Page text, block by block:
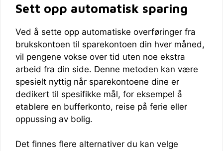
Sett opp automatisk sparing
Ved å sette opp automatiske overføringer fra
brukskontoen til sparekontoen din hver måned,
vil pengene vokse over tid uten noe ekstra
arbeid fra din side. Denne metoden kan være
spesielt nyttig når sparekontoene dine er
dedikert til spesifikke mål, for eksempel å
etablere en bufferkonto, reise på ferie eller
oppussing av bolig.
Det finnes flere alternativer du kan velge